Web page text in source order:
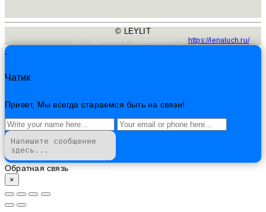
© LEYLIT
(с) Поддержка и продвижение — https://lenaluch.ru/
Чатик
Привет, Мы всегда стараемся быть на связи!
Обратная связь
×